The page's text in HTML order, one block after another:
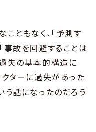
ともなく、「予測す
事故を回避することは
失の基本的構造に
クターに過失があった
う話になったのだろう